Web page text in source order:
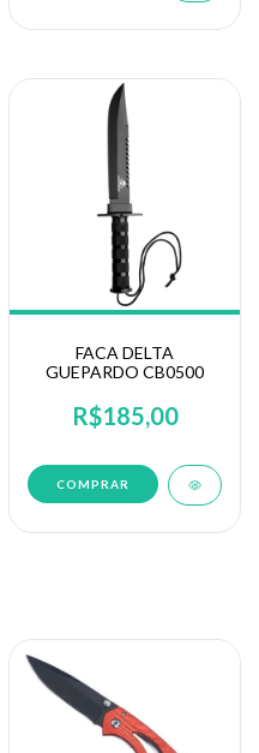
FACA DELTA
GUEPARDO CB0500
R$185,00